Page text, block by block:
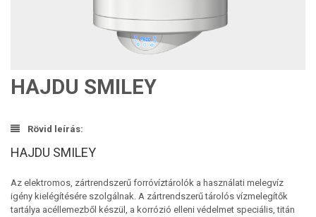
HAJDU SMILEY
Rövid leírás:
HAJDU SMILEY
Az elektromos, zártrendszerű forróvíztárolók a használati melegvíz
igény kielégítésére szolgálnak. A zártrendszerű tárolós vízmelegítők
tartálya acéllemezből készül, a korrózió elleni védelmet speciális, titán